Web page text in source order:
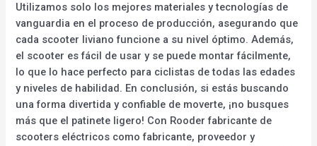
Utilizamos solo los mejores materiales y tecnologías de
vanguardia en el proceso de producción, asegurando que
cada scooter liviano funcione a su nivel óptimo. Además,
el scooter es fácil de usar y se puede montar fácilmente,
lo que lo hace perfecto para ciclistas de todas las edades
y niveles de habilidad. En conclusión, si estás buscando
una forma divertida y confiable de moverte, ¡no busques
más que el patinete ligero! Con Rooder fabricante de
scooters eléctricos como fabricante, proveedor y